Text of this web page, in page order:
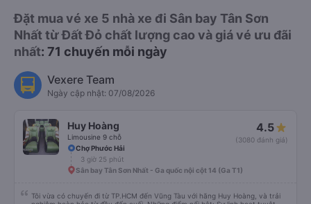
Đặt mua vé xe 5 nhà xe đi Sân bay Tân Sơn
Nhất từ Đất Đỏ chất lượng cao và giá vé ưu đãi
nhất: 71 chuyến mỗi ngày
Vexere Team
Ngày cập nhật: 07/08/2026
Huy Hoàng
Limousine 9 chỗ
4.5
(3080 đánh giá)
Chợ Phước Hải
3 giờ 25 phút
Sân bay Tân Sơn Nhất - Ga quốc nội cột 14 (Ga T1)
Tôi vừa có chuyến đi từ TP.HCM đến Vũng Tàu với hãng Huy Hoàng, và trải